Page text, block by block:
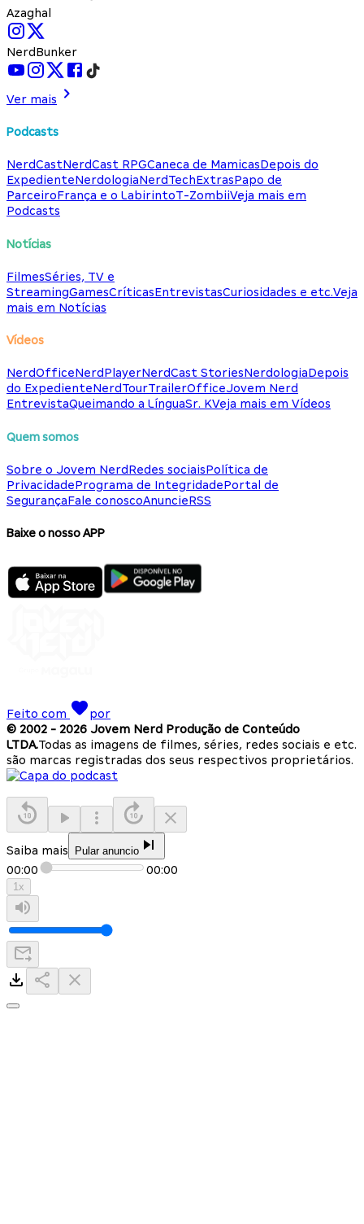
Azaghal
NerdBunker
Ver mais
Podcasts
NerdCastNerdCast RPGCaneca de MamicasDepois do
ExpedienteNerdologiaNerdTechExtrasPapo de
ParceiroFrança e o LabirintoT-ZombiiVeja mais em
Podcasts
Notícias
FilmesSéries, TV e
StreamingGamesCríticasEntrevistasCuriosidades e etc.Veja
mais em Notícias
Vídeos
NerdOfficeNerdPlayerNerdCast StoriesNerdologiaDepois
do ExpedienteNerdTourTrailerOfficeJovem Nerd
EntrevistaQueimando a LínguaSr. KVeja mais em Vídeos
Quem somos
Sobre o Jovem NerdRedes sociaisPolítica de
PrivacidadePrograma de IntegridadePortal de
SegurançaFale conoscoAnuncieRSS
Baixe o nosso APP
Feito com
por
© 2002 - 2026 Jovem Nerd Produção de Conteúdo
LTDA.Todas as imagens de filmes, séries, redes sociais e etc.
são marcas registradas dos seus respectivos proprietários.
Saiba mais Pular anuncio
00:00 00:00
1x